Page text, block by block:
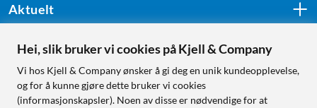
Aktuelt
Følg oss
Hei, slik bruker vi cookies på Kjell & Company
Vi hos Kjell & Company ønsker å gi deg en unik kundeopplevelse,
og for å kunne gjøre dette bruker vi cookies
(informasjonskapsler). Noen av disse er nødvendige for at